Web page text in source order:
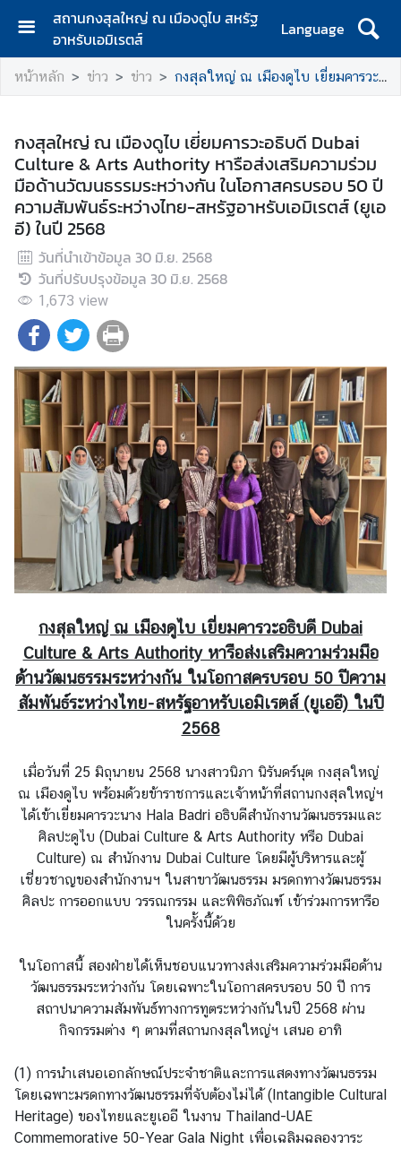
สถานกงสุลใหญ่ ณ เมืองดูไบ สหรัฐ
อาหรับเอมิเรตส์
Language
ห
น้
ร
ก
เ
กี่
ย
ว
กั
บ
ส
ก
ญ
.
บ
ริ
ด้
ก
ง
สุ
ล
ลื
อ
ก
ตั้
ง
น
อ
า
ช
อ
า
จั
ก
ร
หน้าหลัก ข่าว ข่าว กงสุลใหญ่ ณ เมืองดูไบ เยี่ยมคารวะอธิบดี Dubai Culture & Arts Authority หารือส่งเสริมความร่วมมือด้านวัฒนธรรมระหว่างกัน ในโอกาสครบรอบ 50 ปีความสัมพันธ์ระหว่างไทย-สหรัฐอาหรับเอมิเรตส์ (ยูเออี) ในปี 2568
กงสุลใหญ่ ณ เมืองดูไบ เยี่ยมคารวะอธิบดี Dubai
Culture & Arts Authority หารือส่งเสริมความร่วม
มือด้านวัฒนธรรมระหว่างกัน ในโอกาสครบรอบ 50 ปี
ความสัมพันธ์ระหว่างไทย-สหรัฐอาหรับเอมิเรตส์ (ยูเอ
อี) ในปี 2568
วันที่นำเข้าข้อมูล 30 มิ.ย. 2568
วันที่ปรับปรุงข้อมูล 30 มิ.ย. 2568
1,673 view
กงสุลใหญ่ ณ เมืองดูไบ เยี่ยมคารวะอธิบดี Dubai
Culture & Arts Authority หารือส่งเสริมความร่วมมือ
ด้านวัฒนธรรมระหว่างกัน ในโอกาสครบรอบ 50 ปีความ
สัมพันธ์ระหว่างไทย-สหรัฐอาหรับเอมิเรตส์ (ยูเออี) ในปี
2568
เมื่อวันที่ 25 มิถุนายน 2568 นางสาวนิภา นิรันดร์นุต กงสุลใหญ่
ณ เมืองดูไบ พร้อมด้วยข้าราชการและเจ้าหน้าที่สถานกงสุลใหญ่ฯ
ได้เข้าเยี่ยมคารวะนาง Hala Badri อธิบดีสำนักงานวัฒนธรรมและ
ศิลปะดูไบ (Dubai Culture & Arts Authority หรือ Dubai
Culture) ณ สำนักงาน Dubai Culture โดยมีผู้บริหารและผู้
เชี่ยวชาญของสำนักงานฯ ในสาขาวัฒนธรรม มรดกทางวัฒนธรรม
ศิลปะ การออกแบบ วรรณกรรม และพิพิธภัณฑ์ เข้าร่วมการหารือ
ในครั้งนี้ด้วย
ในโอกาสนี้ สองฝ่ายได้เห็นชอบแนวทางส่งเสริมความร่วมมือด้าน
วัฒนธรรมระหว่างกัน โดยเฉพาะในโอกาสครบรอบ 50 ปี การ
สถาปนาความสัมพันธ์ทางการทูตระหว่างกันในปี 2568 ผ่าน
กิจกรรมต่าง ๆ ตามที่สถานกงสุลใหญ่ฯ เสนอ อาทิ
(1) การนำเสนอเอกลักษณ์ประจำชาติและการแสดงทางวัฒนธรรม
โดยเฉพาะมรดกทางวัฒนธรรมที่จับต้องไม่ได้ (Intangible Cultural
Heritage) ของไทยและยูเออี ในงาน Thailand-UAE
Commemorative 50-Year Gala Night เพื่อเฉลิมฉลองวาระ